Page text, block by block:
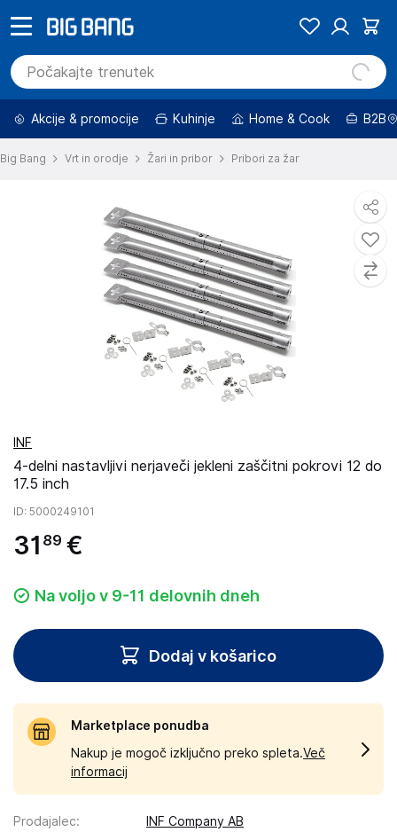
Akcije & promocije Kuhinje Home & Cook B2B
Big Bang Vrt in orodje Žari in pribor Pribori za žar
INF
4-delni nastavljivi nerjaveči jekleni zaščitni pokrovi 12 do
17.5 inch
ID: 5000249101
31 89 €
Na voljo v 9-11 delovnih dneh
Dodaj v košarico
Marketplace ponudba
Nakup je mogoč izključno preko spleta.Več
informacij
Prodajalec:
INF Company AB